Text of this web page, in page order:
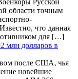
Русской
области точным
что данная
для […]
млн долларов в
после США, чья
новейшие